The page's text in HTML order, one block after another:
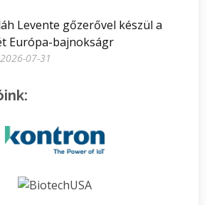
Levente gőzerővel készül a
Európa-bajnokságr
2026-07-31